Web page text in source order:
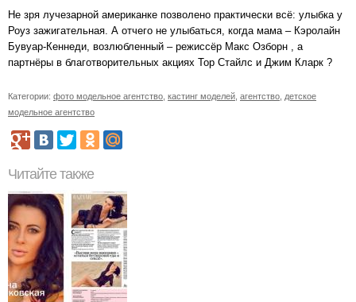
Не зря лучезарной американке позволено практически всё: улыбка у
Роуз зажигательная. А отчего не улыбаться, когда мама – Кэролайн
Бувуар-Кеннеди, возлюбленный – режиссёр Макс Озборн , а
партнёры в благотворительных акциях Тор Стайлс и Джим Кларк ?
Категории: фото модельное агентство кастинг моделей агентство детское
модельное агентство
Читайте также